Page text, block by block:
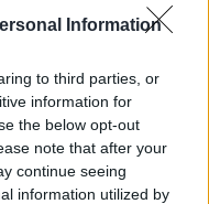
Information
to third parties, or
information for
the below opt-out
note that after your
continue seeing
information utilized by